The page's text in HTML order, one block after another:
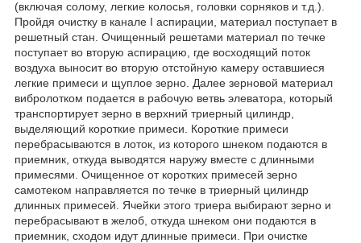
(включая солому, легкие колосья, головки сорняков и т.д.).
Пройдя очистку в канале I аспирации, материал поступает в
решетный стан. Очищенный решетами материал по течке
поступает во вторую аспирацию, где восходящий поток
воздуха выносит во вторую отстойную камеру оставшиеся
легкие примеси и щуплое зерно. Далее зерновой материал
вибролотком подается в рабочую ветвь элеватора, который
транспортирует зерно в верхний триерный цилиндр,
выделяющий короткие примеси. Короткие примеси
перебрасываются в лоток, из которого шнеком подаются в
приемник, откуда выводятся наружу вместе с длинными
примесями. Очищенное от коротких примесей зерно
самотеком направляется по течке в триерный цилиндр
длинных примесей. Ячейки этого триера выбирают зерно и
перебрасывают в желоб, откуда шнеком они подаются в
приемник, сходом идут длинные примеси. При очистке